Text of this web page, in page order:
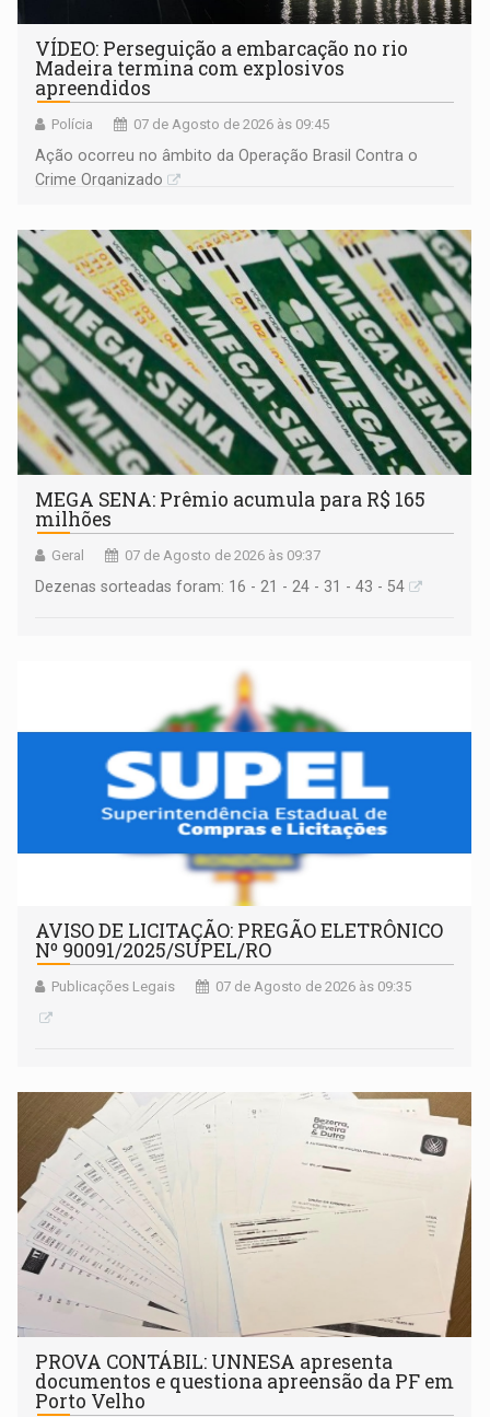
VÍDEO: Perseguição a embarcação no rio
Madeira termina com explosivos
apreendidos
Polícia 07 de Agosto de 2026 às 09:45
Ação ocorreu no âmbito da Operação Brasil Contra o
Crime Organizado
MEGA SENA: Prêmio acumula para R$ 165
milhões
Geral 07 de Agosto de 2026 às 09:37
Dezenas sorteadas foram: 16 - 21 - 24 - 31 - 43 - 54
AVISO DE LICITAÇÃO: PREGÃO ELETRÔNICO
Nº 90091/2025/SUPEL/RO
Publicações Legais 07 de Agosto de 2026 às 09:35
PROVA CONTÁBIL: UNNESA apresenta
documentos e questiona apreensão da PF em
Porto Velho